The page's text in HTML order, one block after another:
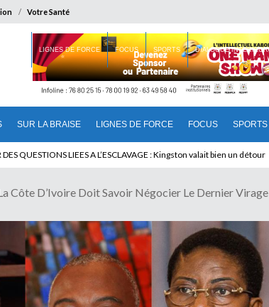
Votre Santé
SUR LA BRAISE LIGNES DE FORCE FOCUS SPORTS
LIGNES DE FORCE FOCUS SPORTS DIALOGUE INTERIEUR
BENINOIS : Quand Patrice quitte le pouvoir sans partir !
Côte D’Ivoire Doit Savoir Négocier Le Dernier Virage